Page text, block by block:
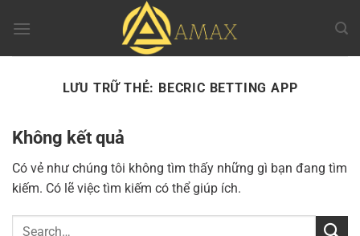
đến
LƯU TRỮ THẺ: BECRIC BETTING APP
Không kết quả
Có vẻ như chúng tôi không tìm thấy những gì bạn đang tìm
kiếm. Có lẽ việc tìm kiếm có thể giúp ích.